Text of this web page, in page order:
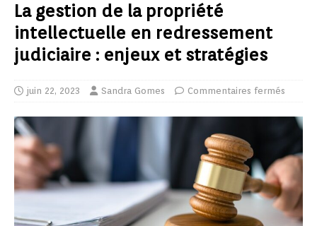
La gestion de la propriété
intellectuelle en redressement
judiciaire : enjeux et stratégies
juin 22, 2023 Sandra Gomes Commentaires fermés